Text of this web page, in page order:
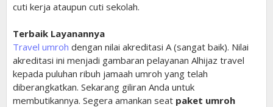
cuti kerja ataupun cuti sekolah.
Terbaik Layanannya
Travel umroh dengan nilai akreditasi A (sangat baik). Nilai
akreditasi ini menjadi gambaran pelayanan Alhijaz travel
kepada puluhan ribuh jamaah umroh yang telah
diberangkatkan. Sekarang giliran Anda untuk
membutikannya. Segera amankan seat paket umroh